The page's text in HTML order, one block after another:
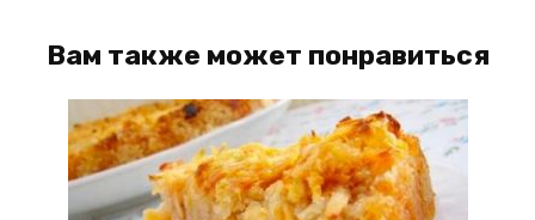
Вам также может понравиться